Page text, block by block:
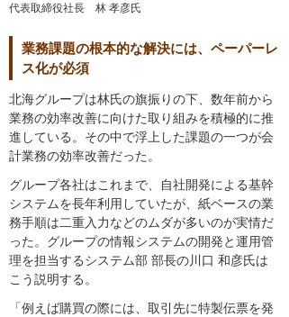
代表取締役社長 林 孝彦氏
業務課題の根本的な解決には、ペーパーレ
ス化が必須
北海グループは林氏の旗振りの下、数年前から
業務の効率改善に向けた取り組みを積極的に推
進している。その中で浮上した課題の一つが会
計業務の効率改善だった。
グループ各社はこれまで、自社開発による基幹
システムを長年利用していたが、紙ベースの業
務手順は二重入力などのムダが多いのが実情だ
った。グループの情報システムの開発と運用管
理を担当するシステム部 部長の川口 和彦氏は
こう説明する。
「例えば購買の際には、取引先に特製伝票を発